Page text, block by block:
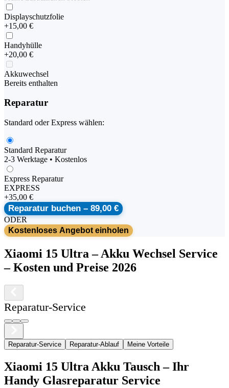
Displayschutzfolie
+15,00 €
Handyhülle
+20,00 €
Akkuwechsel
Bereits enthalten
Reparatur
Standard oder Express wählen:
Standard Reparatur
2-3 Werktage • Kostenlos
Express Reparatur
EXPRESS
+35,00 €
Reparatur buchen – 89,00 €
ODER
Kostenloses Angebot einholen
Xiaomi 15 Ultra –Akku Wechsel Service
– Kosten und Preise 2026
Reparatur-Service
Reparatur-Service Reparatur-Ablauf Meine Vorteile
Xiaomi 15 Ultra Akku Tausch – Ihr
Handy Glasreparatur Service